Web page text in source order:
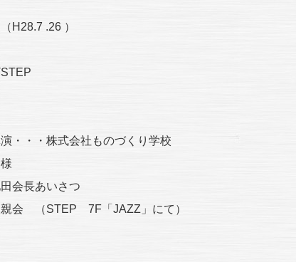
H28.7 .26 ）
・株式会社ものづくり学校
長あいさつ
STEP 7F「JAZZ」にて）